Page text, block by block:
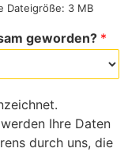
Dateigröße: 3 MB
geworden? *
Ihre Daten
durch uns, die